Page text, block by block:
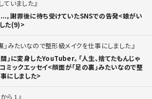
ていました
...。謝罪後に待ち受けていたSNSでの告発<娘がい
た(9)>
」みたいなので整形級メイクを仕事にしました
」に変身したYouTuber。「人生、捨てたもんじゃ
ミックエッセイ<顔面が「足の裏」みたいなので整
にしました>
ら 1